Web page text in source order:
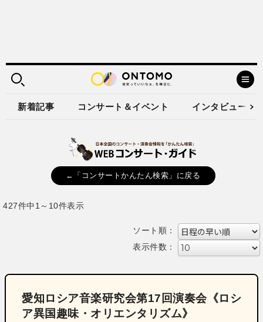
新着記事 コンサート＆イベント インタビュー
←「コンサートかんたん検索」に戻る
427件中1～10件表示
ソート順：
表示件数：
愛知ロシア音楽研究会第17回演奏会《ロシ
ア異国趣味・オリエンタリズム》